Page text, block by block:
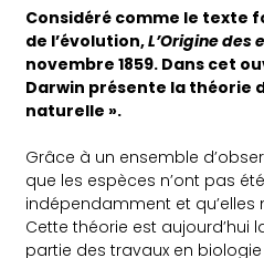
Considéré comme le texte
de l’évolution,L’Origine des
novembre 1859. Dans cet
Darwin présente la théorie
naturelle ».
Grâce à un ensemble
que les espèces n’ont pas
indépendamment et
Cette théorie est aujourd’hui
partie des travaux en